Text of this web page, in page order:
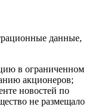
данные,
в ограниченном
акционеров;
новостей по
не размещало